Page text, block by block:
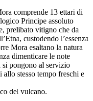
comprende 13 ettari di
Principe assoluto
prelibato vitigno che da
custodendo l’essenza
Mora esaltano la natura
dimenticare le note
si pongono al servizio
stesso tempo freschi e
del vulcano.